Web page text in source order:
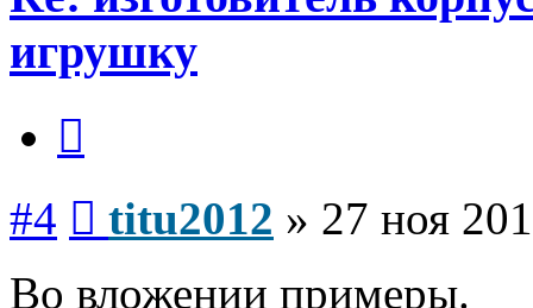
игрушку
#4 titu2012 » 27 ноя
Во вложении примеры.